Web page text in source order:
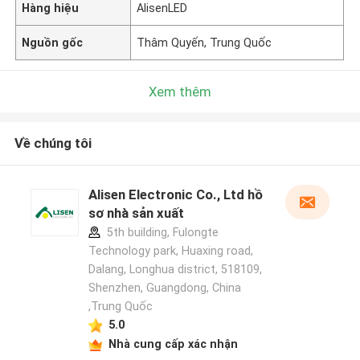
Hàng hiệu AlisenLED
Nguồn gốc Thâm Quyến, Trung Quốc
Xem thêm
Về chúng tôi
Alisen Electronic Co., Ltd hồ
sơ nhà sản xuất
5th building, Fulongte
Technology park, Huaxing road,
Dalang, Longhua district, 518109,
Shenzhen, Guangdong, China
,Trung Quốc
5.0
Nhà cung cấp xác nhận